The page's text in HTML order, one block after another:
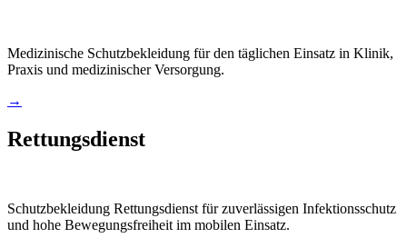
Medizinische Schutzbekleidung für den täglichen Einsatz in Klinik,
Praxis und medizinischer Versorgung.
→
Rettungsdienst
Schutzbekleidung Rettungsdienst für zuverlässigen Infektionsschutz
und hohe Bewegungsfreiheit im mobilen Einsatz.